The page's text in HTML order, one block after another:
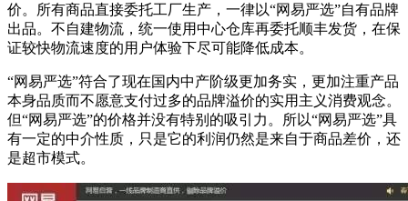
价。所有商品直接委托工厂生产，一律以“网易严选”自有品牌
出品。不自建物流，统一使用中心仓库再委托顺丰发货，在保
证较快物流速度的用户体验下尽可能降低成本。
“网易严选”符合了现在国内中产阶级更加务实，更加注重产品
本身品质而不愿意支付过多的品牌溢价的实用主义消费观念。
但“网易严选”的价格并没有特别的吸引力。所以“网易严选”具
有一定的中介性质，只是它的利润仍然是来自于商品差价，还
是超市模式。